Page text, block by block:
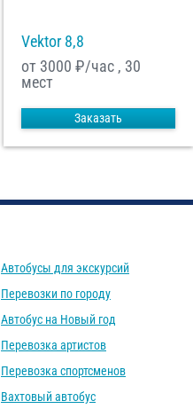
Vektor 8,8
от 3000 ₽/час , 30
мест
Заказать
Автобусы для экскурсий
Перевозки по городу
Автобус на Новый год
Перевозка артистов
Перевозка спортсменов
Вахтовый автобус